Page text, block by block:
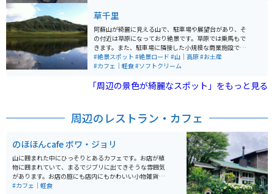
こまで展望は望めないのですが、時折木々の隙間から覗
く阿蘇五岳とカルデラの田園風景は素晴らしいの一言に
尽きます。 西原村からケニーロードに入るとしばらくは
登りのタイトコーナーのある峠道が続きます。登り切る
と今度は下りの中高速コーナーがあるワインディングロ
ードです。そしてゴールの南阿蘇久石の展望所からはア
には河津桜6,700本が咲き誇る有名なエリアです。夏は
新緑、秋は黄金の山肌を見ることができる絶景を是非堪
草千里
阿蘇山が綺麗に見える山で、駐車場や展望台があり、そ
の付近は草原になっており絶景です。草原では乗馬もで
きます。また、駐車場に隣接した小規模な商業施設では
お土産が購入でき、屋台のような店もあり、熊本名物の
赤牛の串焼きなどもあります。オススメはソフトクリー
#絶景スポット #絶景ロード #山｜高原#お土産
#カフェ｜軽食#ソフトクリーム
「周辺の景色が綺麗なスポット」をもっと見る
周辺のレストラン・カフェ
のほほんcafe ボワ・ジョリ
山に囲まれた中にひっそりとあるカフェです。お店が植
物に囲まれていて、まるでジブリに出てきそうな雰囲気
があります。お店の庭にも店内にもかわいい小物雑貨が
たくさんディスプレイされており、とても癒されます。
#カフェ｜軽食